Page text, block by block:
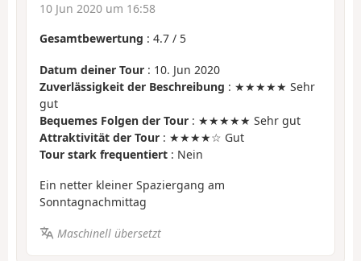
10 Jun 2020 um 16:58
Gesamtbewertung : 4.7 / 5
Datum deiner Tour : 10. Jun 2020
Zuverlässigkeit der Beschreibung : ★★★★★ Sehr
gut
Bequemes Folgen der Tour : ★★★★★ Sehr gut
Attraktivität der Tour : ★★★★☆ Gut
Tour stark frequentiert : Nein
Ein netter kleiner Spaziergang am
Sonntagnachmittag
Maschinell übersetzt